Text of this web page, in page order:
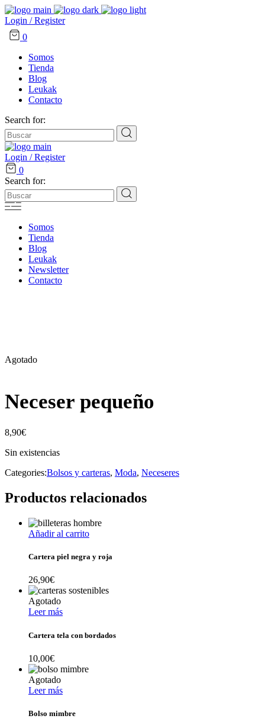
Login / Register
0
Somos
Tienda
Blog
Leukak
Contacto
Search for:
Login / Register
0
Search for:
Somos
Tienda
Blog
Leukak
Newsletter
Contacto
Agotado
Neceser pequeño
8,90€
Sin existencias
Categories:Bolsos y carteras, Moda, Neceseres
Productos relacionados
Añadir al carrito
Cartera piel negra y roja
26,90€
Agotado
Leer más
Cartera tela con bordados
10,00€
Agotado
Leer más
Bolso mimbre